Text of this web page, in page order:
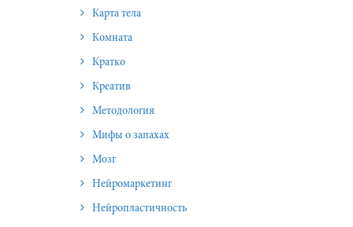
Карта тела
Комната
Кратко
Креатив
Методология
Мифы о запахах
Мозг
Нейромаркетинг
Нейропластичность